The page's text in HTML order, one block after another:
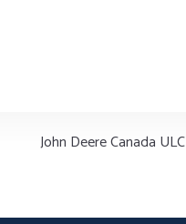
John Deere Canada ULC